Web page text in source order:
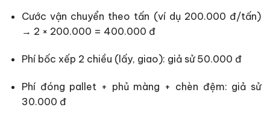
Cước vận chuyển theo tấn (ví dụ 200.000 đ/tấn)
→ 2 × 200.000 = 400.000 đ
Phí bốc xếp 2 chiều (lấy, giao): giả sử 50.000 đ
Phí đóng pallet + phủ màng + chèn đệm: giả sử
30.000 đ